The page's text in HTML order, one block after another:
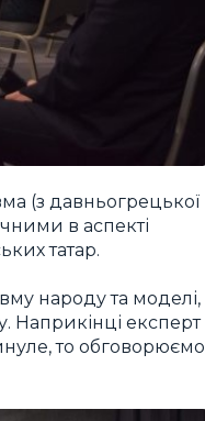
(з давньогрецької
в аспекті
татар.
народу та моделі,
Наприкінці експерт
то обговорюємо